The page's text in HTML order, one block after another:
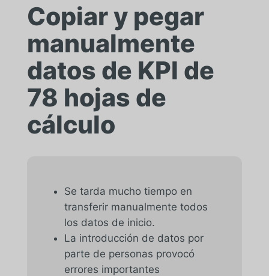
Copiar y pegar
manualmente
datos de KPI de
78 hojas de
cálculo
Se tarda mucho tiempo en
transferir manualmente todos
los datos de inicio.
La introducción de datos por
parte de personas provocó
errores importantes